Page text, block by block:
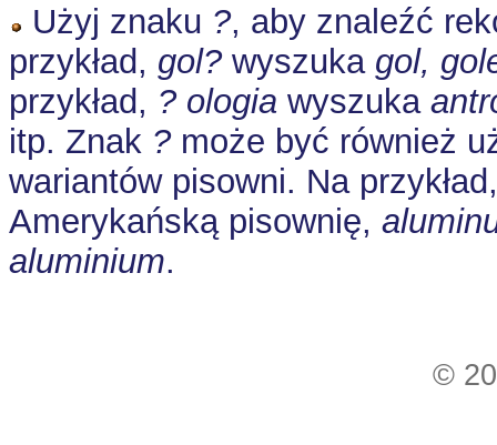
Użyj znaku ?, aby znaleźć
przykład, gol?wyszuka gol,
przykład, ? ologia wyszuka
itp. Znak ?może być również
wariantów pisowni. Na
Amerykańską pisownię,
aluminium.
©